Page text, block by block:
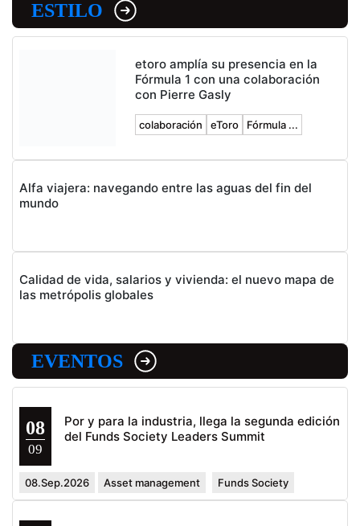
ESTILO
etoro amplía su presencia en la
Fórmula 1 con una colaboración
con Pierre Gasly
colaboración eToro Fórmula ...
Alfa viajera: navegando entre las aguas del fin del
mundo
Calidad de vida, salarios y vivienda: el nuevo mapa de
las metrópolis globales
EVENTOS
08
09
Por y para la industria, llega la segunda edición
del Funds Society Leaders Summit
08.Sep.2026 Asset management Funds Society